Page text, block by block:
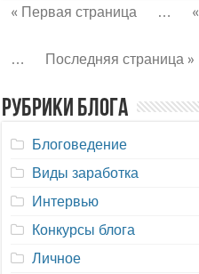
« Первая страница … «
…
Последняя страница »
Рубрики блога
Блоговедение
Виды заработка
Интервью
Конкурсы блога
Личное